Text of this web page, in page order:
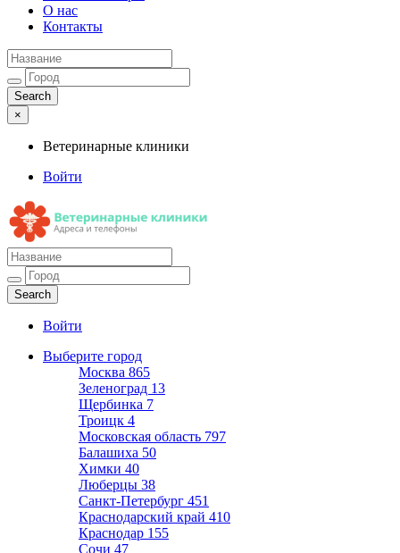
О нас
Контакты
×
Ветеринарные клиники
Войти
Ветеринарные клиники
Адреса и телефоны
Войти
Выберите город
Москва 865
Зеленоград 13
Щербинка 7
Троицк 4
Московская область 797
Балашиха 50
Химки 40
Люберцы 38
Санкт-Петербург 451
Краснодарский край 410
Краснодар 155
Сочи 47